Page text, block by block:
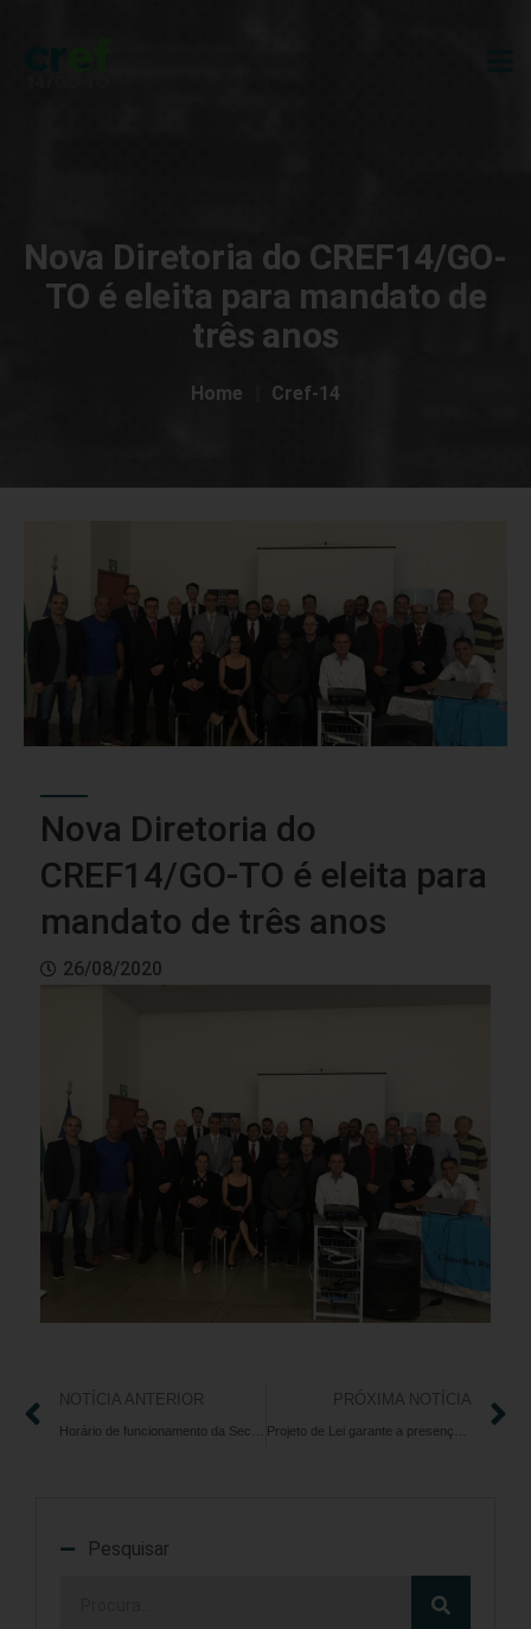
Nova Diretoria do CREF14/GO-
TO é eleita para mandato de
três anos
Home Cref-14
Nova Diretoria do
CREF14/GO-TO é eleita para
mandato de três anos
26/08/2020
NOTÍCIA ANTERIOR PRÓXIMA NOTÍCIA
Pesquisar